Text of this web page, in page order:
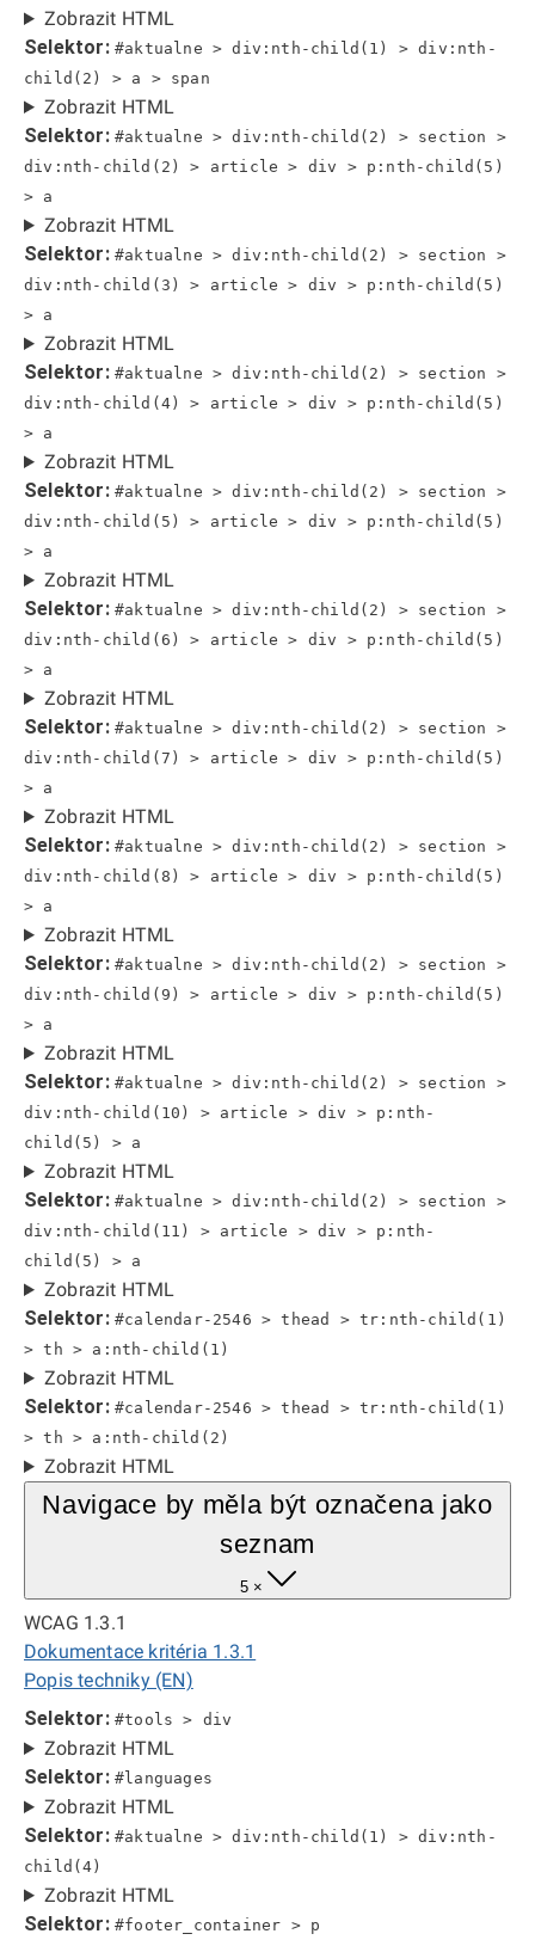
Zobrazit HTML
Selektor: #aktualne > div:nth-child(1) > div:nth-
child(2) > a > span
Zobrazit HTML
Selektor: #aktualne > div:nth-child(2) > section >
div:nth-child(2) > article > div > p:nth-child(5)
> a
Zobrazit HTML
Selektor: #aktualne > div:nth-child(2) > section >
div:nth-child(3) > article > div > p:nth-child(5)
> a
Zobrazit HTML
Selektor: #aktualne > div:nth-child(2) > section >
div:nth-child(4) > article > div > p:nth-child(5)
> a
Zobrazit HTML
Selektor: #aktualne > div:nth-child(2) > section >
div:nth-child(5) > article > div > p:nth-child(5)
> a
Zobrazit HTML
Selektor: #aktualne > div:nth-child(2) > section >
div:nth-child(6) > article > div > p:nth-child(5)
> a
Zobrazit HTML
Selektor: #aktualne > div:nth-child(2) > section >
div:nth-child(7) > article > div > p:nth-child(5)
> a
Zobrazit HTML
Selektor: #aktualne > div:nth-child(2) > section >
div:nth-child(8) > article > div > p:nth-child(5)
> a
Zobrazit HTML
Selektor: #aktualne > div:nth-child(2) > section >
div:nth-child(9) > article > div > p:nth-child(5)
> a
Zobrazit HTML
Selektor: #aktualne > div:nth-child(2) > section >
div:nth-child(10) > article > div > p:nth-
child(5) > a
Zobrazit HTML
Selektor: #aktualne > div:nth-child(2) > section >
div:nth-child(11) > article > div > p:nth-
child(5) > a
Zobrazit HTML
Selektor: #calendar-2546 > thead > tr:nth-child(1)
> th > a:nth-child(1)
Zobrazit HTML
Selektor: #calendar-2546 > thead > tr:nth-child(1)
> th > a:nth-child(2)
Zobrazit HTML
Navigace by měla být označena jako
seznam
5 ×
WCAG 1.3.1
Dokumentace kritéria 1.3.1
Popis techniky (EN)
Selektor: #tools > div
Zobrazit HTML
Selektor: #languages
Zobrazit HTML
Selektor: #aktualne > div:nth-child(1) > div:nth-
child(4)
Zobrazit HTML
Selektor: #footer_container > p